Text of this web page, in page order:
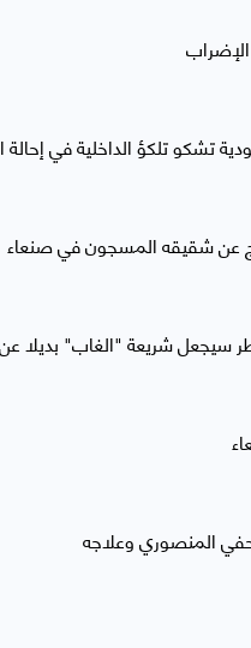
تشكو تلكؤ الداخلية في إحالة
عن شقيقه المسجون في صنعاء
شريعة "الغاب" بديلا عن
المنصوري وعلاجه